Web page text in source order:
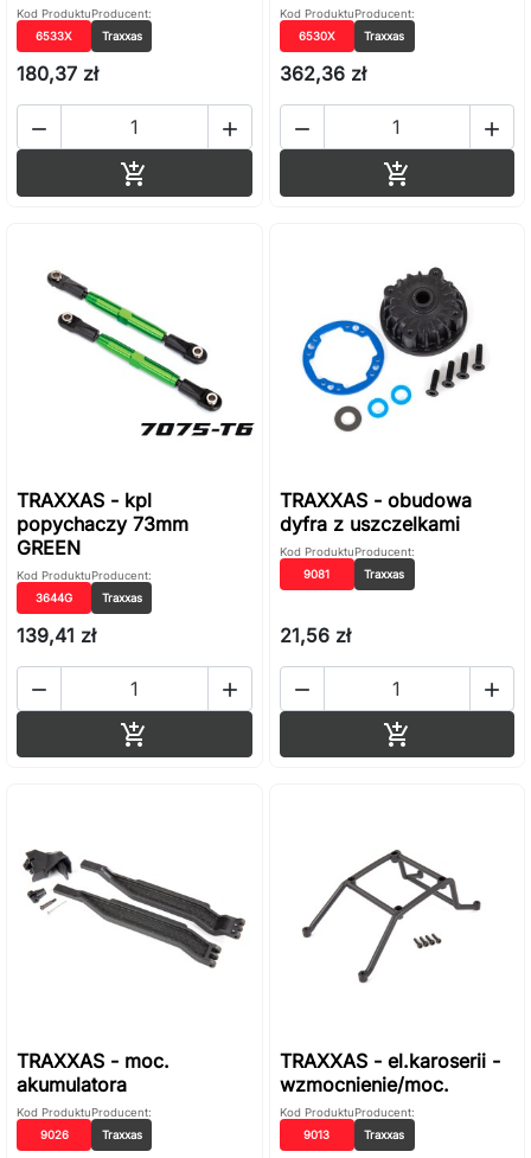
Kod Produktu
6533X
Producent:
Traxxas
180,37 zł
 

Kod Produktu
6530X
Producent:
Traxxas
362,36 zł
 

TRAXXAS - kpl
popychaczy 73mm
GREEN
Kod Produktu
3644G
Producent:
Traxxas
139,41 zł
 

TRAXXAS - obudowa
dyfra z uszczelkami
Kod Produktu
9081
Producent:
Traxxas
21,56 zł
 

TRAXXAS - moc.
akumulatora
Kod Produktu
9026
Producent:
Traxxas
TRAXXAS - el.karoserii -
wzmocnienie/moc.
Kod Produktu
9013
Producent:
Traxxas